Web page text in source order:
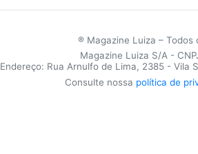
® Magazine Luiza – Todos
Magazine Luiza S/A -
Endereço: Rua Arnulfo de Lima, 2385 - Vila
Consulte nossa política de